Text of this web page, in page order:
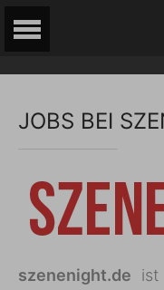
JOBS BEI
szenenight.de ist